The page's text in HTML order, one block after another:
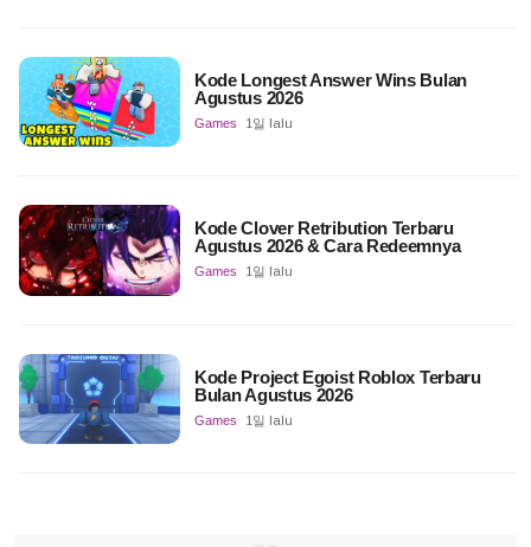
Kode Longest Answer Wins Bulan
Agustus 2026
Games 1일 lalu
Kode Clover Retribution Terbaru
Agustus 2026 & Cara Redeemnya
Games 1일 lalu
Kode Project Egoist Roblox Terbaru
Bulan Agustus 2026
Games 1일 lalu